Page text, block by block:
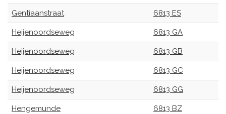
Gentiaanstraat 6813 ES
Heijenoordseweg 6813 GA
Heijenoordseweg 6813 GB
Heijenoordseweg 6813 GC
Heijenoordseweg 6813 GG
Hengemunde 6813 BZ